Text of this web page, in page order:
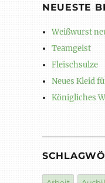
NEUESTE
Weißwurst
Teamgeist
Fleischsulze
Neues Kleid
Königliches